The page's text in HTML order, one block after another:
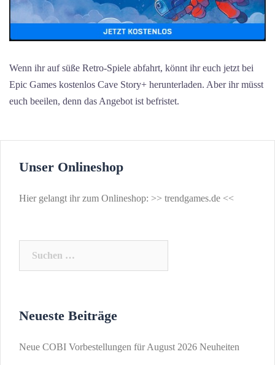
Wenn ihr auf süße Retro-Spiele abfahrt, könnt ihr euch jetzt bei
Epic Games kostenlos Cave Story+ herunterladen. Aber ihr müsst
euch beeilen, denn das Angebot ist befristet.
Unser Onlineshop
Hier gelangt ihr zum Onlineshop: >> trendgames.de <<
Neueste Beiträge
Neue COBI Vorbestellungen für August 2026 Neuheiten